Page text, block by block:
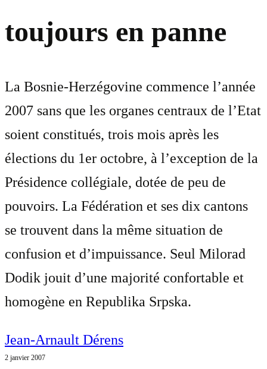
toujours en panne
La Bosnie-Herzégovine commence l’année
2007 sans que les organes centraux de l’Etat
soient constitués, trois mois après les
élections du 1er octobre, à l’exception de la
Présidence collégiale, dotée de peu de
pouvoirs. La Fédération et ses dix cantons
se trouvent dans la même situation de
confusion et d’impuissance. Seul Milorad
Dodik jouit d’une majorité confortable et
homogène en Republika Srpska.
Jean-Arnault Dérens
2 janvier 2007